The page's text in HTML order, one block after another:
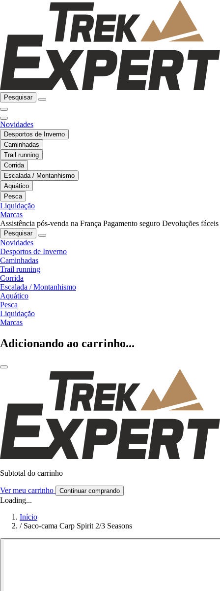
Pesquisar
Novidades
Desportos de Inverno
Caminhadas
Trail running
Corrida
Escalada / Montanhismo
Aquático
Pesca
Liquidação
Marcas
Assistência pós-venda na França Pagamento seguro Devoluções fáceis
Pesquisar
Novidades
Desportos de Inverno
Caminhadas
Trail running
Corrida
Escalada / Montanhismo
Aquático
Pesca
Liquidação
Marcas
Adicionando ao carrinho...
Subtotal do carrinho
Ver meu carrinho Continuar comprando
Loading...
Início
/ Saco-cama Carp Spirit 2/3 Seasons